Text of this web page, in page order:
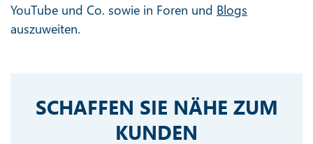
YouTube und Co. sowie in Foren und Blogs
auszuweiten.
SCHAFFEN SIE NÄHE ZUM
KUNDEN